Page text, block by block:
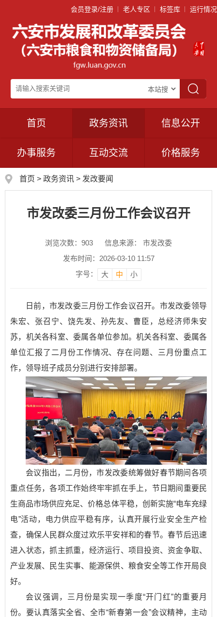
会员登录/注册 老人专区 标签库 运行情况
首页 政务资讯 信息公开
办事服务 互动交流 价格服务
首页 > 政务资讯 > 发改要闻
市发改委三月份工作会议召开
浏览次数： 903
信息来源： 市发改委
发布时间：2026-03-10 11:57
字号：
大 中 小
日前，市发改委三月份工作会议召开。市发改委领导
朱宏、张召宁、饶先发、孙先友、曹臣，总经济师朱安
苏，机关各科室、委属各单位参加。机关各科室、委属各
单位汇报了二月份工作情况、存在问题、三月份重点工
作，领导班子成员分别进行安排部署。
会议指出，二月份，市发改委统筹做好春节期间各项
重点任务，各项工作始终牢牢抓在手上，节日期间重要民
生商品市场供应充足、价格总体平稳，创新实施“电车充绿
电”活动，电力供应平稳有序，认真开展行业安全生产检
查，确保人民群众度过欢乐平安祥和的春节。春节后迅速
进入状态，抓主抓重，经济运行、项目投资、资金争取、
产业发展、民生实事、能源保供、粮食安全等工作开局良
好。
会议强调，三月份是实现一季度“开门红”的重要月
份。要认真落实全省、全市“新春第一会”会议精神，主动